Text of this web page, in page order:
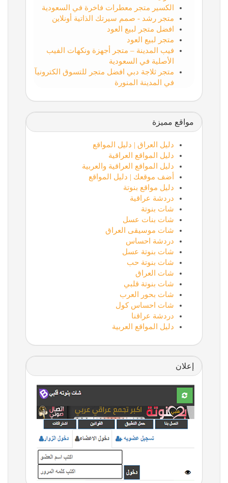
الكسير متجر معطرات فاخرة في السعودية
متجر رشد - صمم سيرتك الذاتية أونلاين
افضل متجر لبيع العود
متجر لبيع العود
فيب المدينة – متجر أجهزة ونكهات الفيب
الأصلية في السعودية
متجر ثلاجة دبي افضل متجر للتسوق الكترونيآ
في المدينة المنورة
مواقع مميزة
دليل العراق | دليل المواقع
دليل المواقع العراقية
دليل المواقع العراقية والعربية
أضف موقعك | دليل المواقع
دليل مواقع بنوتة
دردشة عراقية
شات بنوتة
شات بنات عسل
شات موسيقى العراق
دردشة احساس
شات بنوتة عسل
شات بنوتة حب
شات العراق
شات بنوتة قلبي
شات بحور العرب
شات احساس كول
دردشة عراقنا
دليل المواقع العربية
إعلان